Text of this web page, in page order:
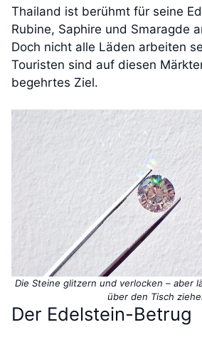
Thailand ist berühmt für seine
Rubine, Saphire und Smaragde
Doch nicht alle Läden arbeiten
Touristen sind auf diesen
begehrtes Ziel.
Die Steine glitzern und verlocken – aber
über den Tisch
Der Edelstein-Betrug